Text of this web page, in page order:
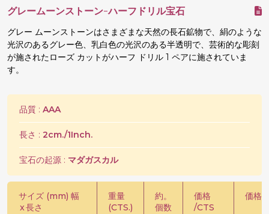
グレームーンストーン-ハーフドリル宝石
グレー ムーンストーンはさまざまな天然の長石鉱物で、絹のような
光沢のあるグレー色、乳白色の光沢のある半透明で、芸術的な彫刻
が施されたローズ カットがハーフ ドリル 1 ペアに施されていま
す。
品質 : AAA
長さ : 2cm./1Inch.
宝石の起源 : マダガスカル
サイズ (mm) 幅
x長さ
重量
(CTS.)
約。
個数
価格
/CTS
価格 /